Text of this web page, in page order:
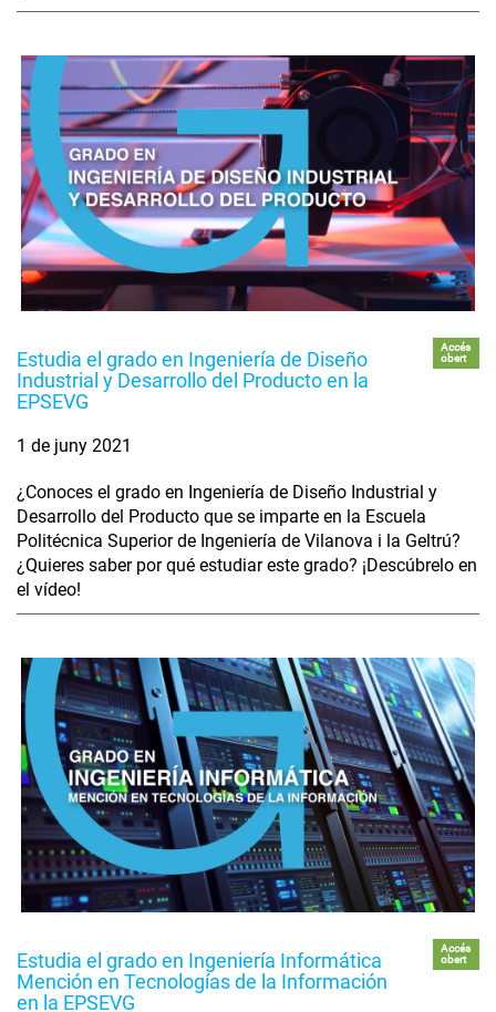
Estudia el grado en Ingeniería de Diseño
Industrial y Desarrollo del Producto en la
EPSEVG
Accés
obert
1 de juny 2021
¿Conoces el grado en Ingeniería de Diseño Industrial y
Desarrollo del Producto que se imparte en la Escuela
Politécnica Superior de Ingeniería de Vilanova i la Geltrú?
¿Quieres saber por qué estudiar este grado? ¡Descúbrelo en
el vídeo!
Estudia el grado en Ingeniería Informática
Mención en Tecnologías de la Información
en la EPSEVG
Accés
obert